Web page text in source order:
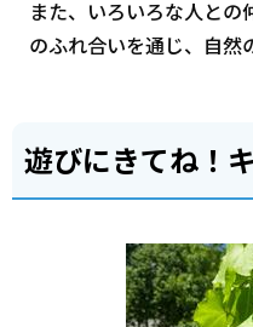
また、いろいろな人との
のふれ合いを通じ、自然
遊びにきてね！